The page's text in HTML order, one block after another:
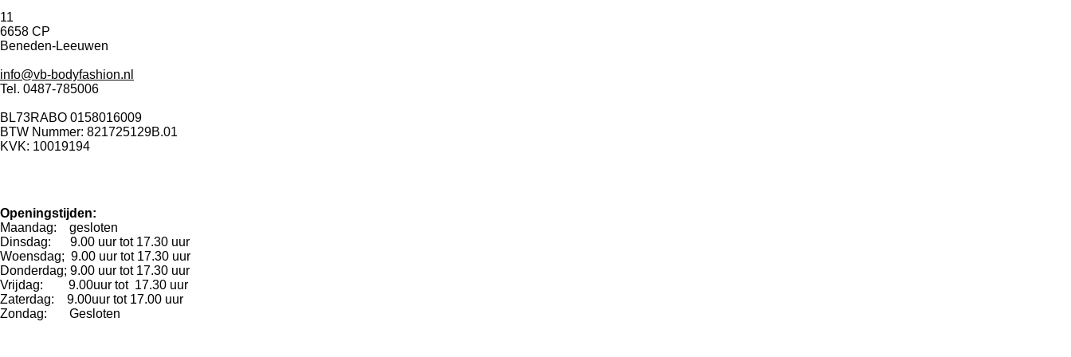
11
6658 CP
Beneden-Leeuwen
info@vb-bodyfashion.nl
Tel. 0487-785006
BL73RABO 0158016009
BTW Nummer: 821725129B.01
KVK: 10019194
Openingstijden:
Maandag: gesloten
Dinsdag: 9.00 uur tot 17.30 uur
Woensdag; 9.00 uur tot 17.30 uur
Donderdag; 9.00 uur tot 17.30 uur
Vrijdag: 9.00uur tot 17.30 uur
Zaterdag: 9.00uur tot 17.00 uur
Zondag: Gesloten